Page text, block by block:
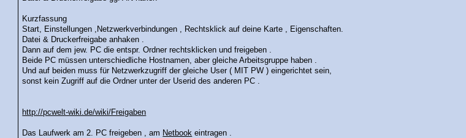
Kurzfassung
Start, Einstellungen ,Netzwerkverbindungen , Rechtsklick auf deine Karte , Eigenschaften.
Datei & Druckerfreigabe anhaken .
Dann auf dem jew. PC die entspr. Ordner rechtsklicken und freigeben .
Beide PC müssen unterschiedliche Hostnamen, aber gleiche Arbeitsgruppe haben .
Und auf beiden muss für Netzwerkzugriff der gleiche User ( MIT PW ) eingerichtet sein,
sonst kein Zugriff auf die Ordner unter der Userid des anderen PC .
http://pcwelt-wiki.de/wiki/Freigaben
Das Laufwerk am 2. PC freigeben , am Netbook eintragen .